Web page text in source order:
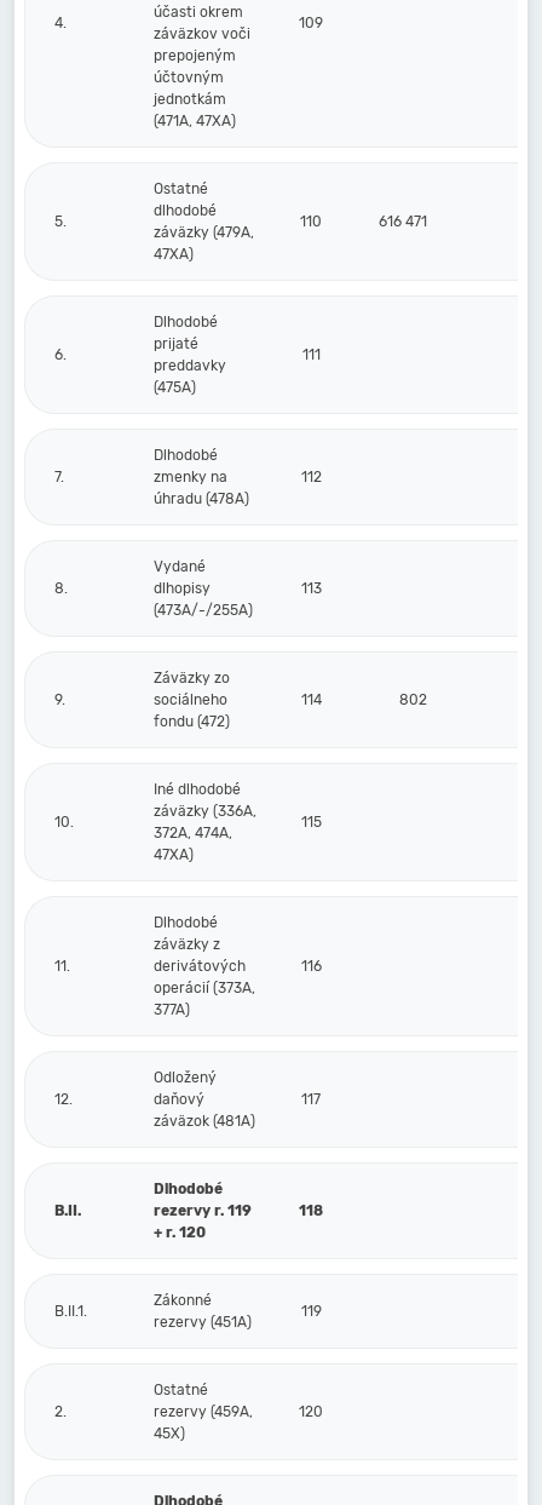
4.
účasti okrem
záväzkov voči
prepojeným
účtovným
jednotkám
(471A, 47XA)
109
5.
Ostatné
dlhodobé
záväzky (479A,
47XA)
110 616 471
6.
Dlhodobé
prijaté
preddavky
(475A)
111
7.
Dlhodobé
zmenky na
úhradu (478A)
112
8.
Vydané
dlhopisy
(473A/-/255A)
113
9.
Záväzky zo
sociálneho
fondu (472)
114 802
10.
Iné dlhodobé
záväzky (336A,
372A, 474A,
47XA)
115
11.
Dlhodobé
záväzky z
derivátových
operácií (373A,
377A)
116
12.
Odložený
daňový
záväzok (481A)
117
B.II.
Dlhodobé
rezervy r. 119
+ r. 120
118
B.II.1.
Zákonné
rezervy (451A)
119
2.
Ostatné
rezervy (459A,
45X)
120
Dlhodobé